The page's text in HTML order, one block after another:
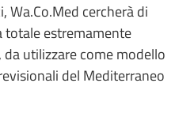
Wa.Co.Med cercherà di
totale estremamente
utilizzare come modello
del Mediterraneo